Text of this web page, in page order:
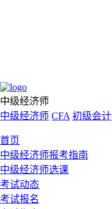
中级经济师
中级经济师 CFA 初级会计
首页
中级经济师报考指南
中级经济师选课
考试动态
考试报名